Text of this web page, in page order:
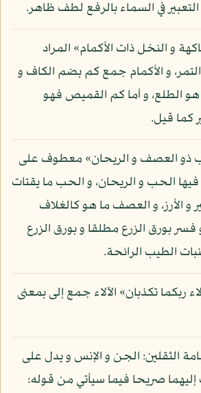
في السماء بالرفع لطف ظاهر.
و النخل ذات الأكمام» المراد
التمر، و الأكمام جمع كم بضم الكاف و
الطلع، و أما كم القميص فهو
كما قيل.
ذو العصف و الريحان» معطوف على
الحب و الريحان، و الحب ما يقتات
و الأرز، و العصف ما هو كالغلاف
بورق الزرع مطلقا و بورق الزرع
الطيب الرائحة.
ربكما تكذبان» الآلاء جمع إلى بمعنى
الثقلين: الجن و الإنس و يدل على
صريحا فيما سيأتي من قوله: